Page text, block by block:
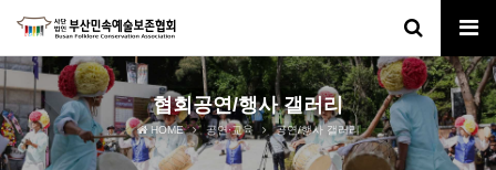
협회공연/행사 갤러리
HOME 공연·교육 공연/행사 갤러리